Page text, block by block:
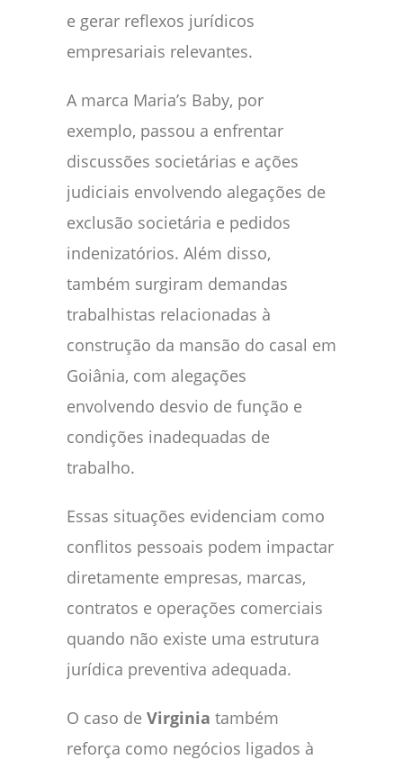
e gerar reflexos jurídicos
empresariais relevantes.
A marca Maria’s Baby, por
exemplo, passou a enfrentar
discussões societárias e ações
judiciais envolvendo alegações de
exclusão societária e pedidos
indenizatórios. Além disso,
também surgiram demandas
trabalhistas relacionadas à
construção da mansão do casal em
Goiânia, com alegações
envolvendo desvio de função e
condições inadequadas de
trabalho.
Essas situações evidenciam como
conflitos pessoais podem impactar
diretamente empresas, marcas,
contratos e operações comerciais
quando não existe uma estrutura
jurídica preventiva adequada.
O caso de Virginia também
reforça como negócios ligados à